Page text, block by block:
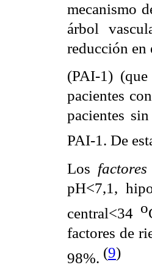
mecanismo
árbol
reducción
(PAI-1)
pacientes
pacientes
PAI-1. De
Los
pH<7,1,
central<34 o
factores de
98%. (9)